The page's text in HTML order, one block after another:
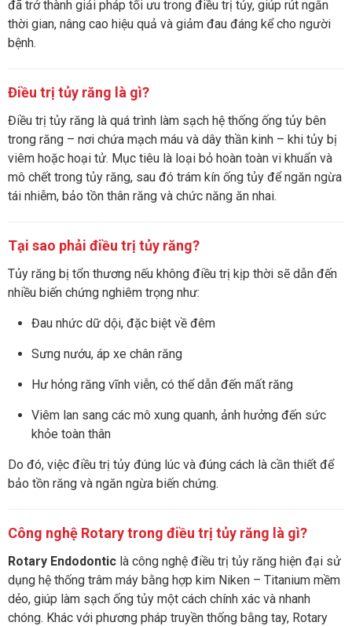
đã trở thành giải pháp tối ưu trong điều trị tủy, giúp rút ngắn
thời gian, nâng cao hiệu quả và giảm đau đáng kể cho người
bệnh.
Điều trị tủy răng là gì?
Điều trị tủy răng là quá trình làm sạch hệ thống ống tủy bên
trong răng – nơi chứa mạch máu và dây thần kinh – khi tủy bị
viêm hoặc hoại tử. Mục tiêu là loại bỏ hoàn toàn vi khuẩn và
mô chết trong tủy răng, sau đó trám kín ống tủy để ngăn ngừa
tái nhiễm, bảo tồn thân răng và chức năng ăn nhai.
Tại sao phải điều trị tủy răng?
Tủy răng bị tổn thương nếu không điều trị kịp thời sẽ dẫn đến
nhiều biến chứng nghiêm trọng như:
Đau nhức dữ dội, đặc biệt về đêm
Sưng nướu, áp xe chân răng
Hư hỏng răng vĩnh viễn, có thể dẫn đến mất răng
Viêm lan sang các mô xung quanh, ảnh hưởng đến sức
khỏe toàn thân
Do đó, việc điều trị tủy đúng lúc và đúng cách là cần thiết để
bảo tồn răng và ngăn ngừa biến chứng.
Công nghệ Rotary trong điều trị tủy răng là gì?
Rotary Endodontic là công nghệ điều trị tủy răng hiện đại sử
dụng hệ thống trâm máy bằng hợp kim Niken – Titanium mềm
dẻo, giúp làm sạch ống tủy một cách chính xác và nhanh
chóng. Khác với phương pháp truyền thống bằng tay, Rotary